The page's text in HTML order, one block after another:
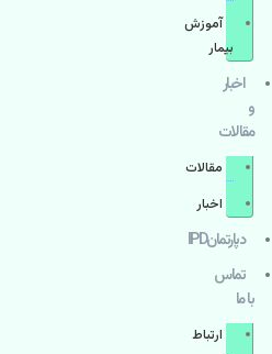
آموزش
بیمار
اخبار
و
مقالات
مقالات
اخبار
دپارتمانIPD
تماس
با ما
ارتباط